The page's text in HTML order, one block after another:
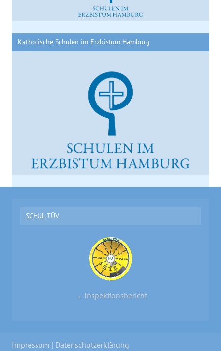
Katholische Schulen im Erzbistum Hamburg
SCHUL-TÜV
→ Inspektionsbericht
Impressum | Datenschutzerklärung